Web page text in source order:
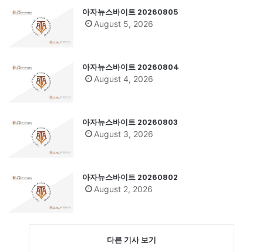
아자뉴스바이트 20260805
August 5, 2026
아자뉴스바이트 20260804
August 4, 2026
아자뉴스바이트 20260803
August 3, 2026
아자뉴스바이트 20260802
August 2, 2026
다른 기사 보기